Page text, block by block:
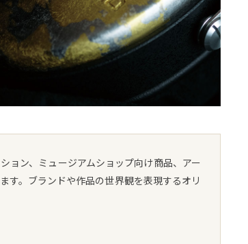
ョン、ミュージアムショップ向け商品、アー
す。ブランドや作品の世界観を表現するオリ